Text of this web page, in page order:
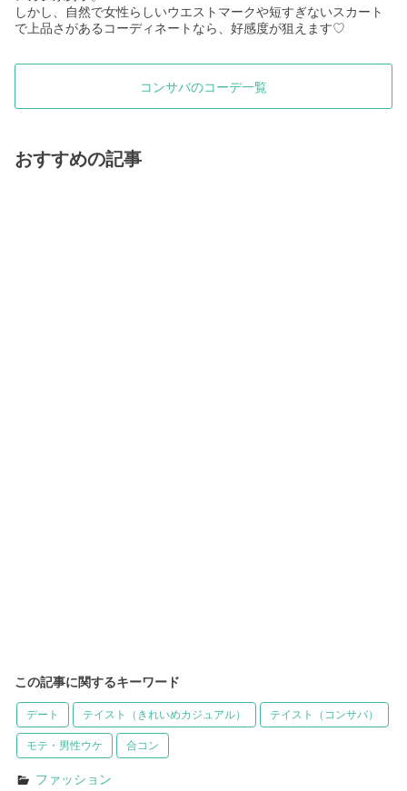
しかし、自然で女性らしいウエストマークや短すぎないスカート
で上品さがあるコーディネートなら、好感度が狙えます♡
コンサバのコーデ一覧
おすすめの記事
この記事に関するキーワード
デート テイスト（きれいめカジュアル） テイスト（コンサバ）
モテ・男性ウケ 合コン
ファッション